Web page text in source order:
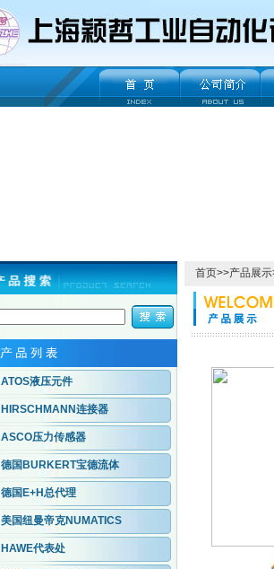
ATOS液压元件
HIRSCHMANN连接器
ASCO压力传感器
德国BURKERT宝德流体
德国E+H总代理
美国纽曼帝克NUMATICS
HAWE代表处
首页>>产品展示